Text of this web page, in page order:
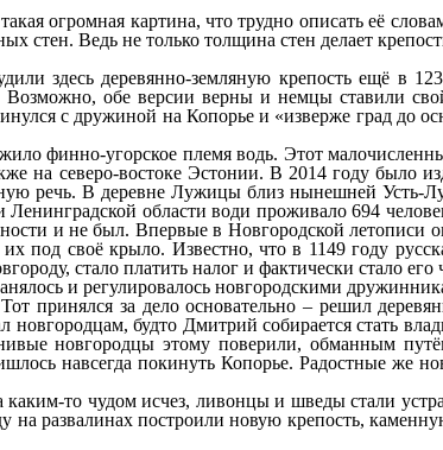
огромная картина, что трудно описать её
стен. Ведь не только толщина стен делает
здесь деревянно-земляную крепость ещё в
Возможно, обе версии верны и немцы ставили
с дружиной на Копорье и «изверже град до
финно-угорское племя водь. Этот
на северо-востоке Эстонии. В 2014 году было
речь. В деревне Лужицы близ нынешней Усть-
области води проживало 694
и не был. Впервые в Новгородской
под своё крыло. Известно, что в 1149 году
стало платить налог и фактически стало его
и регулировалось новгородскими
принялся за дело основательно – решил
будто Дмитрий собирается стать
новгородцы этому поверили, обманным
навсегда покинуть Копорье. Радостные же
то чудом исчез, ливонцы и шведы стали
развалинах построили новую крепость,